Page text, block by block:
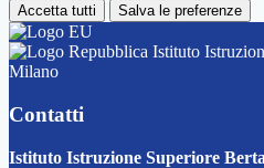
Accetta tutti Salva le preferenze
Istituto
Milano
Contatti
Istituto Istruzione Superiore